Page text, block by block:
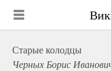
Старые колодцы
Черных Борис